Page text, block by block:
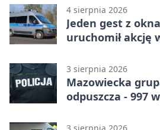
4 sierpnia 2026
Jeden gest z
uruchomił akcję
3 sierpnia 2026
Mazowiecka
odpuszcza - 997